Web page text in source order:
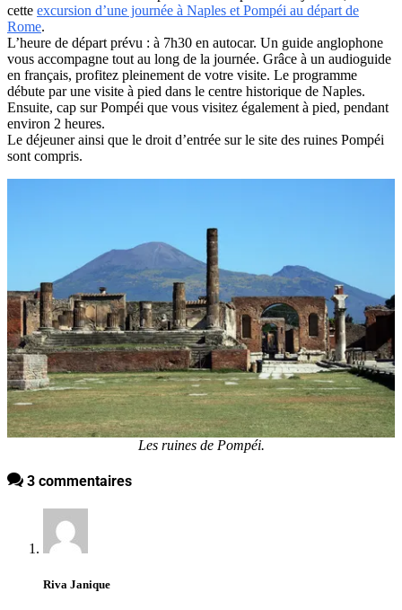
cette excursion d’une journée à Naples et Pompéi au départ de
Rome.
L’heure de départ prévu : à 7h30 en autocar. Un guide anglophone
vous accompagne tout au long de la journée. Grâce à un audioguide
en français, profitez pleinement de votre visite. Le programme
débute par une visite à pied dans le centre historique de Naples.
Ensuite, cap sur Pompéi que vous visitez également à pied, pendant
environ 2 heures.
Le déjeuner ainsi que le droit d’entrée sur le site des ruines Pompéi
sont compris.
Les ruines de Pompéi.
3 commentaires
Riva Janique